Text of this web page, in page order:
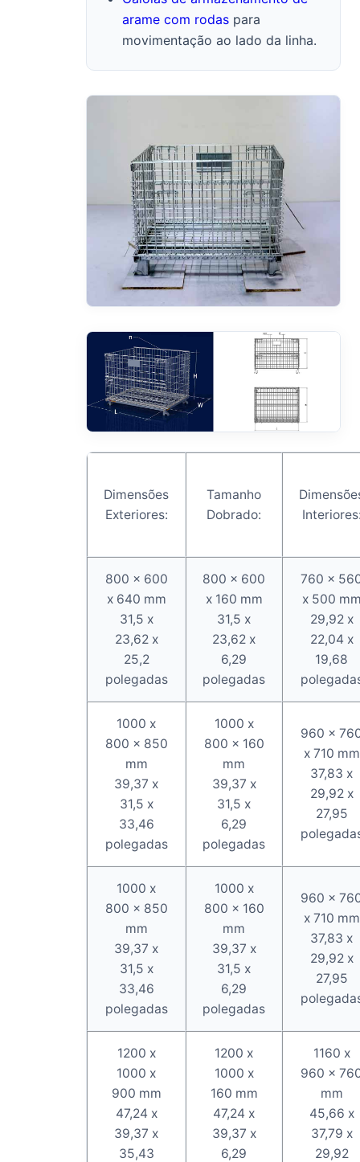
arame com rodas para
movimentação ao lado da linha.
Dimensões
Exteriores:
Tamanho
Dobrado:
800 x 600
x 640 mm
31,5 x
23,62 x
25,2
polegadas
800 x 600
x 160 mm
31,5 x
23,62 x
6,29
polegadas
760 x
x 500
29,92 x
22,04 x
19,68
1000 x
800 x 850
mm
39,37 x
31,5 x
33,46
polegadas
1000 x
800 x 160
mm
39,37 x
31,5 x
6,29
polegadas
960 x
x 710 mm
37,83 x
29,92 x
27,95
1000 x
800 x 850
mm
39,37 x
31,5 x
33,46
polegadas
1000 x
800 x 160
mm
39,37 x
31,5 x
6,29
polegadas
960 x
x 710 mm
37,83 x
29,92 x
27,95
1200 x
1000 x
900 mm
47,24 x
39,37 x
35,43
1200 x
1000 x
160 mm
47,24 x
39,37 x
6,29
1160 x
960 x
mm
45,66 x
37,79 x
29,92